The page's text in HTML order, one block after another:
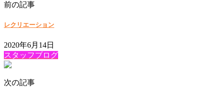
前の記事
レクリエーション
2020年6月14日
スタッフブログ
次の記事